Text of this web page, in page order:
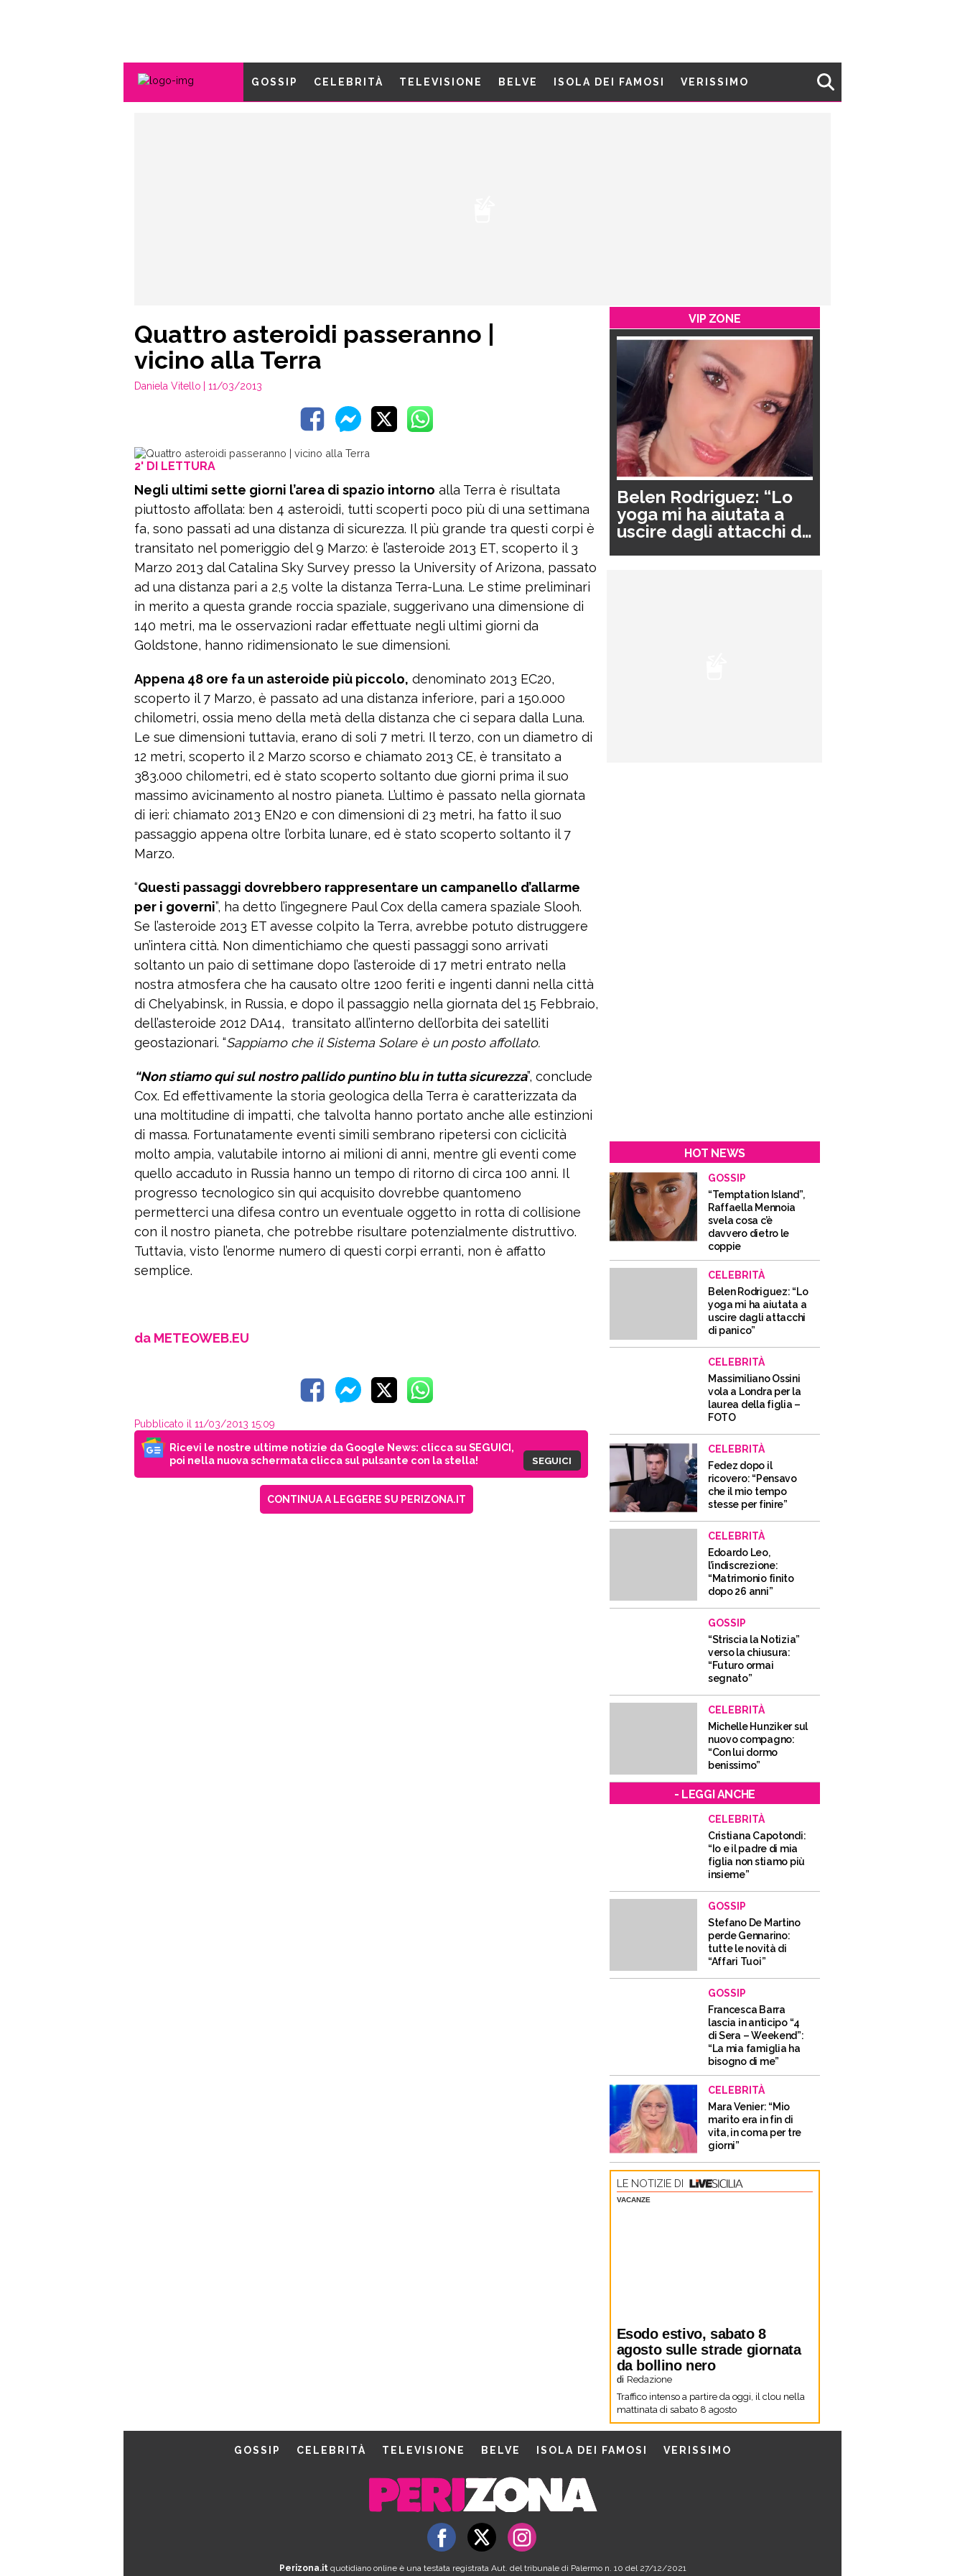
GOSSIP CELEBRITÀ TELEVISIONE BELVE ISOLA DEI FAMOSI VERISSIMO
Quattro asteroidi passeranno |
vicino alla Terra
Daniela Vitello | 11/03/2013
2' DI LETTURA
Negli ultimi sette giorni l’area di spazio intorno alla Terra è risultata
piuttosto affollata: ben 4 asteroidi, tutti scoperti poco più di una settimana
fa, sono passati ad una distanza di sicurezza. Il più grande tra questi corpi è
transitato nel pomeriggio del 9 Marzo: è l’asteroide 2013 ET, scoperto il 3
Marzo 2013 dal Catalina Sky Survey presso la University of Arizona, passato
ad una distanza pari a 2,5 volte la distanza Terra-Luna. Le stime preliminari
in merito a questa grande roccia spaziale, suggerivano una dimensione di
140 metri, ma le osservazioni radar effettuate negli ultimi giorni da
Goldstone, hanno ridimensionato le sue dimensioni.
Appena 48 ore fa un asteroide più piccolo, denominato 2013 EC20,
scoperto il 7 Marzo, è passato ad una distanza inferiore, pari a 150.000
chilometri, ossia meno della metà della distanza che ci separa dalla Luna.
Le sue dimensioni tuttavia, erano di soli 7 metri. Il terzo, con un diametro di
12 metri, scoperto il 2 Marzo scorso e chiamato 2013 CE, è transitato a
383.000 chilometri, ed è stato scoperto soltanto due giorni prima il suo
massimo avicinamento al nostro pianeta. L’ultimo è passato nella giornata
di ieri: chiamato 2013 EN20 e con dimensioni di 23 metri, ha fatto il suo
passaggio appena oltre l’orbita lunare, ed è stato scoperto soltanto il 7
Marzo.
“Questi passaggi dovrebbero rappresentare un campanello d’allarme
per i governi”, ha detto l’ingegnere Paul Cox della camera spaziale Slooh.
Se l’asteroide 2013 ET avesse colpito la Terra, avrebbe potuto distruggere
un’intera città. Non dimentichiamo che questi passaggi sono arrivati
soltanto un paio di settimane dopo l’asteroide di 17 metri entrato nella
nostra atmosfera che ha causato oltre 1200 feriti e ingenti danni nella città
di Chelyabinsk, in Russia, e dopo il passaggio nella giornata del 15 Febbraio,
dell’asteroide 2012 DA14, transitato all’interno dell’orbita dei satelliti
geostazionari. “Sappiamo che il Sistema Solare è un posto affollato.
“Non stiamo qui sul nostro pallido puntino blu in tutta sicurezza”, conclude
Cox. Ed effettivamente la storia geologica della Terra è caratterizzata da
una moltitudine di impatti, che talvolta hanno portato anche alle estinzioni
di massa. Fortunatamente eventi simili sembrano ripetersi con ciclicità
molto ampia, valutabile intorno ai milioni di anni, mentre gli eventi come
quello accaduto in Russia hanno un tempo di ritorno di circa 100 anni. Il
progresso tecnologico sin qui acquisito dovrebbe quantomeno
permetterci una difesa contro un eventuale oggetto in rotta di collisione
con il nostro pianeta, che potrebbe risultare potenzialmente distruttivo.
Tuttavia, visto l’enorme numero di questi corpi erranti, non è affatto
semplice.
da METEOWEB.EU
Pubblicato il 11/03/2013 15:09
Ricevi le nostre ultime notizie da Google News: clicca su SEGUICI,
poi nella nuova schermata clicca sul pulsante con la stella!
SEGUICI
CONTINUA A LEGGERE SU PERIZONA.IT
VIP ZONE
Belen Rodriguez: “Lo
yoga mi ha aiutata a
uscire dagli attacchi di
HOT NEWS
GOSSIP
“Temptation Island”,
Raffaella Mennoia
svela cosa c’è
davvero dietro le
coppie
CELEBRITÀ
Belen Rodriguez: “Lo
yoga mi ha aiutata a
uscire dagli attacchi
di panico”
CELEBRITÀ
Massimiliano Ossini
vola a Londra per la
laurea della figlia –
FOTO
CELEBRITÀ
Fedez dopo il
ricovero: “Pensavo
che il mio tempo
stesse per finire”
CELEBRITÀ
Edoardo Leo,
l’indiscrezione:
“Matrimonio finito
dopo 26 anni”
GOSSIP
“Striscia la Notizia”
verso la chiusura:
“Futuro ormai
segnato”
CELEBRITÀ
Michelle Hunziker sul
nuovo compagno:
“Con lui dormo
benissimo”
- LEGGI ANCHE
CELEBRITÀ
Cristiana Capotondi:
“Io e il padre di mia
figlia non stiamo più
insieme”
GOSSIP
Stefano De Martino
perde Gennarino:
tutte le novità di
“Affari Tuoi”
GOSSIP
Francesca Barra
lascia in anticipo “4
di Sera – Weekend”:
“La mia famiglia ha
bisogno di me”
CELEBRITÀ
Mara Venier: “Mio
marito era in fin di
vita, in coma per tre
giorni”
LE NOTIZIE DI
VACANZE
Esodo estivo, sabato 8
agosto sulle strade giornata
da bollino nero
di Redazione
Traffico intenso a partire da oggi, il clou nella
mattinata di sabato 8 agosto
GOSSIP CELEBRITÀ TELEVISIONE BELVE ISOLA DEI FAMOSI VERISSIMO
Perizona.itquotidiano online è una testata registrata Aut. del tribunale di Palermo n. 10 del 27/12/2021